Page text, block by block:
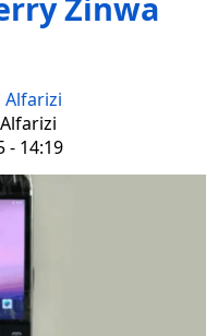
Alfarizi
- 14:19